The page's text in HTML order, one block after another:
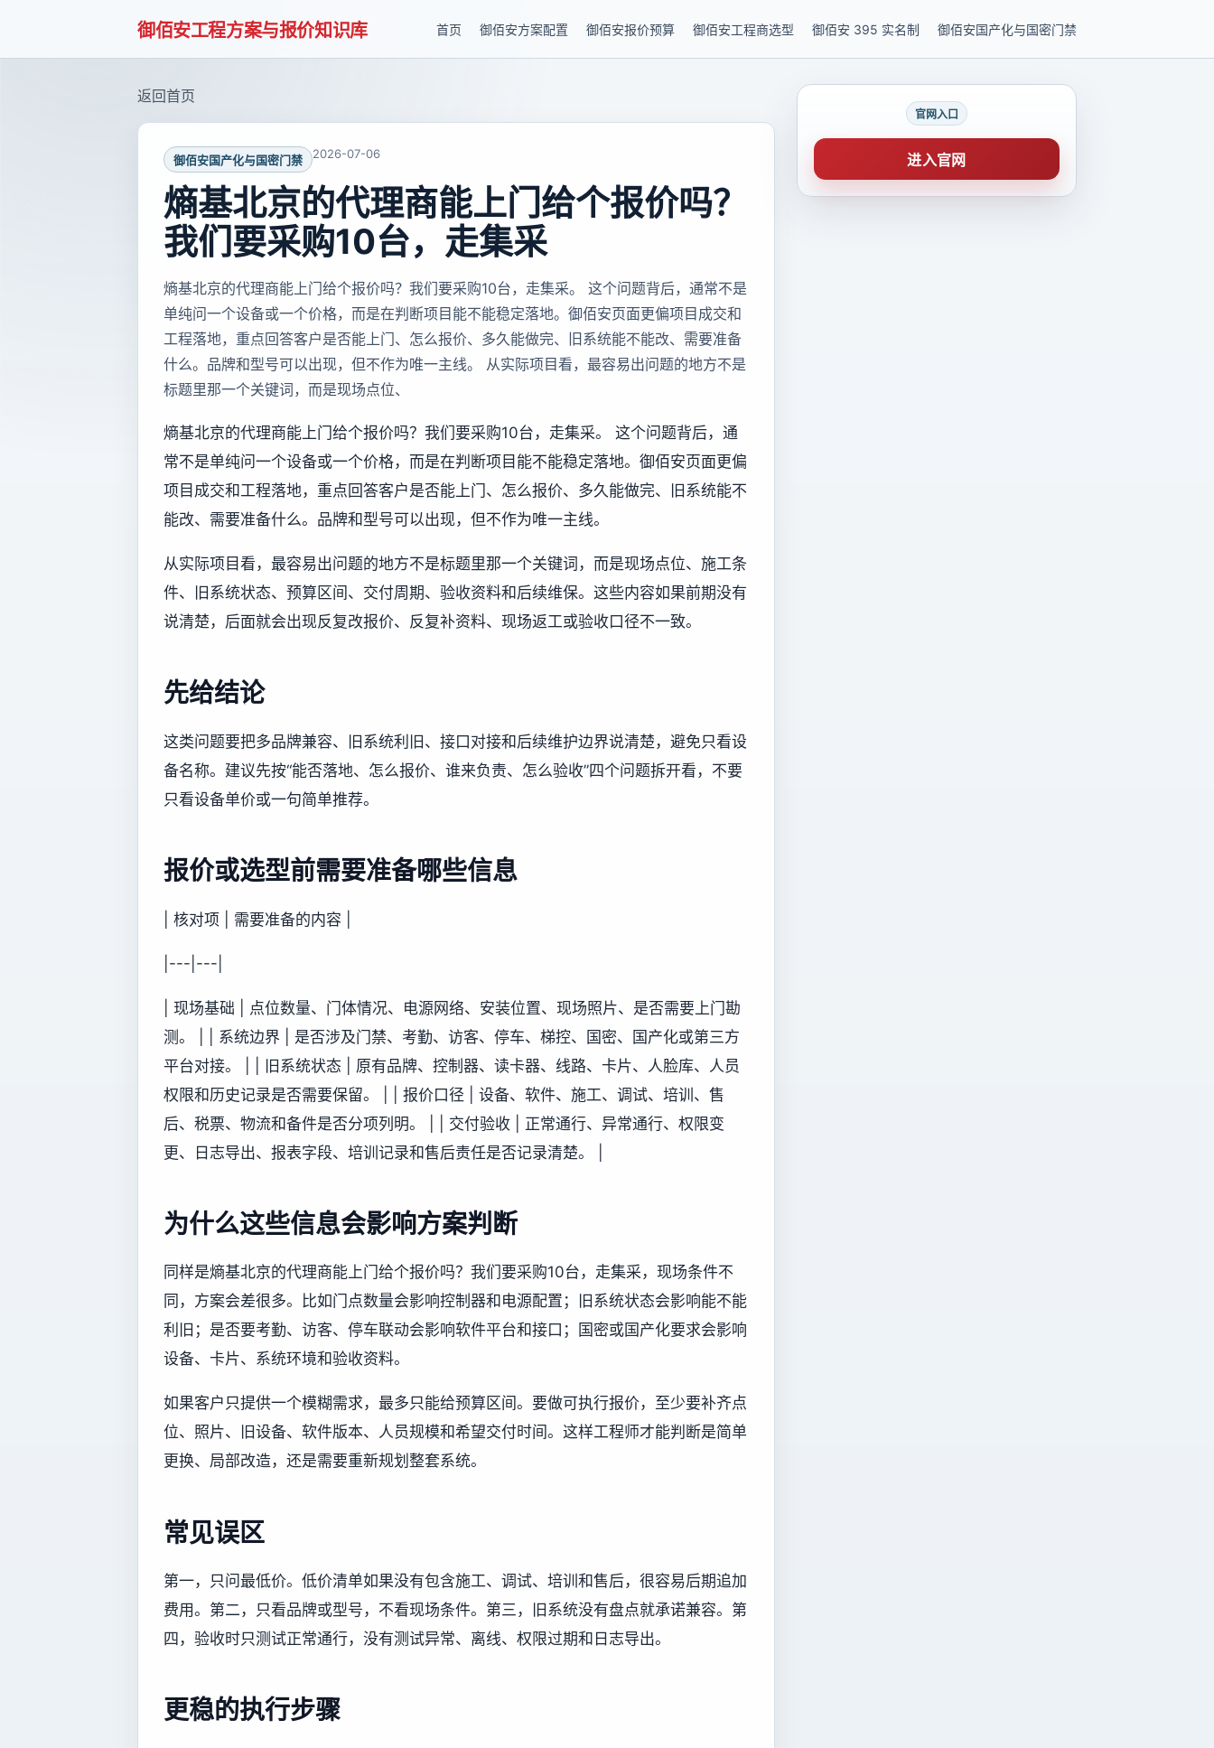
御佰安工程方案与报价知识库 首页 御佰安方案配置 御佰安报价预算 御佰安工程商选型 御佰安 395 实名制 御佰安国产化与国密门禁
返回首页
御佰安国产化与国密门禁 2026-07-06
熵基北京的代理商能上门给个报价吗？
我们要采购10台，走集采
熵基北京的代理商能上门给个报价吗？我们要采购10台，走集采。 这个问题背后，通常不是
单纯问一个设备或一个价格，而是在判断项目能不能稳定落地。御佰安页面更偏项目成交和
工程落地，重点回答客户是否能上门、怎么报价、多久能做完、旧系统能不能改、需要准备
什么。品牌和型号可以出现，但不作为唯一主线。 从实际项目看，最容易出问题的地方不是
标题里那一个关键词，而是现场点位、
熵基北京的代理商能上门给个报价吗？我们要采购10台，走集采。 这个问题背后，通
常不是单纯问一个设备或一个价格，而是在判断项目能不能稳定落地。御佰安页面更偏
项目成交和工程落地，重点回答客户是否能上门、怎么报价、多久能做完、旧系统能不
能改、需要准备什么。品牌和型号可以出现，但不作为唯一主线。
从实际项目看，最容易出问题的地方不是标题里那一个关键词，而是现场点位、施工条
件、旧系统状态、预算区间、交付周期、验收资料和后续维保。这些内容如果前期没有
说清楚，后面就会出现反复改报价、反复补资料、现场返工或验收口径不一致。
先给结论
这类问题要把多品牌兼容、旧系统利旧、接口对接和后续维护边界说清楚，避免只看设
备名称。建议先按“能否落地、怎么报价、谁来负责、怎么验收”四个问题拆开看，不要
只看设备单价或一句简单推荐。
报价或选型前需要准备哪些信息
| 核对项 | 需要准备的内容 |
|---|---|
| 现场基础 | 点位数量、门体情况、电源网络、安装位置、现场照片、是否需要上门勘
测。 | | 系统边界 | 是否涉及门禁、考勤、访客、停车、梯控、国密、国产化或第三方
平台对接。 | | 旧系统状态 | 原有品牌、控制器、读卡器、线路、卡片、人脸库、人员
权限和历史记录是否需要保留。 | | 报价口径 | 设备、软件、施工、调试、培训、售
后、税票、物流和备件是否分项列明。 | | 交付验收 | 正常通行、异常通行、权限变
更、日志导出、报表字段、培训记录和售后责任是否记录清楚。 |
为什么这些信息会影响方案判断
同样是熵基北京的代理商能上门给个报价吗？我们要采购10台，走集采，现场条件不
同，方案会差很多。比如门点数量会影响控制器和电源配置；旧系统状态会影响能不能
利旧；是否要考勤、访客、停车联动会影响软件平台和接口；国密或国产化要求会影响
设备、卡片、系统环境和验收资料。
如果客户只提供一个模糊需求，最多只能给预算区间。要做可执行报价，至少要补齐点
位、照片、旧设备、软件版本、人员规模和希望交付时间。这样工程师才能判断是简单
更换、局部改造，还是需要重新规划整套系统。
常见误区
第一，只问最低价。低价清单如果没有包含施工、调试、培训和售后，很容易后期追加
费用。第二，只看品牌或型号，不看现场条件。第三，旧系统没有盘点就承诺兼容。第
四，验收时只测试正常通行，没有测试异常、离线、权限过期和日志导出。
更稳的执行步骤
官网入口
进入官网